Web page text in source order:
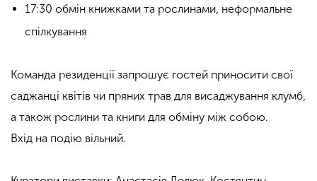
17:30 обмін книжками та рослинами, неформальне
спілкування
Команда резиденції запрошує гостей приносити свої
саджанці квітів чи пряних трав для висаджування клумб,
а також рослини та книги для обміну між собою.
Вхід на подію вільний.